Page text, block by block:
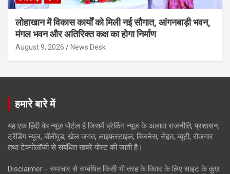
लोहाखान में विकास कार्यों को मिली नई सौगात, आंगनबाड़ी भवन,
मंगल भवन और अतिरिक्त कक्ष का होगा निर्माण
August 9, 2026 News Desk
हमारे बारे में
यह एक हिंदी वेब न्यूज़ पोर्टल है जिसमें ब्रेकिंग न्यूज़ के अलावा राजनीति, प्रशासन,
ट्रेंडिंग न्यूज, बॉलीवुड, खेल जगत, लाइफस्टाइल, बिजनेस, सेहत, ब्यूटी, रोजगार
तथा टेक्नोलॉजी से संबंधित खबरें पोस्ट की जाती है।
Disclaimer - समाचार से सम्बंधित किसी भी तरह के विवाद के लिए साइट के कुछ